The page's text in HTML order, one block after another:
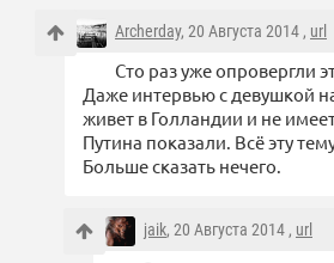
Archerday, 20 Августа 2014 , url
Сто раз уже опровергли
Даже интервью с девушкой
живет в Голландии и не
Путина показали. Всё эту
Больше сказать нечего.
jaik, 20 Августа 2014 , url